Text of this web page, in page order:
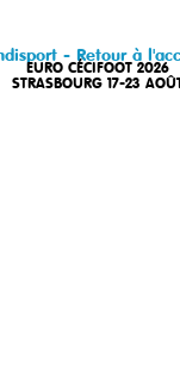
EURO CÉCIFOOT 2026
STRASBOURG 17-23